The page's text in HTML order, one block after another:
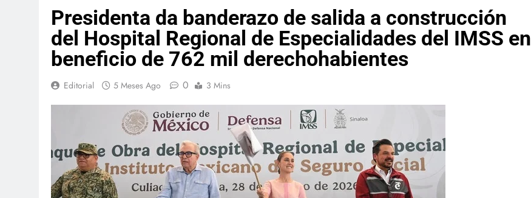
Presidenta da banderazo de salida a construcción
del Hospital Regional de Especialidades del IMSS en
beneficio de 762 mil derechohabientes
Editorial 5 Meses Ago 0 3 Mins